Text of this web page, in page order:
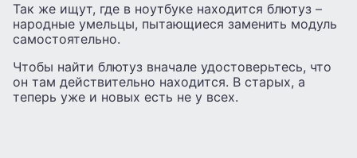
Так же ищут, где в ноутбуке находится блютуз –
народные умельцы, пытающиеся заменить модуль
самостоятельно.
Чтобы найти блютуз вначале удостоверьтесь, что
он там действительно находится. В старых, а
теперь уже и новых есть не у всех.